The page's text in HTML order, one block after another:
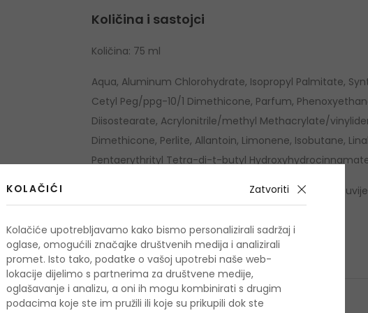
Količina i sastojci
Količina: 75 ml
Aqua, Aluminum Chlorohydrate, Isopropyl Palmitate,
Cetyl Peg/ppg-10/1 Dimethicone, Parfum,
Diisostearate, Acrylonitrile/methyl Methacrylate/
Dimethicone, Perlite, Allantoin, Limonene, Isobutane,
Pentaerythrityl Tetra-di-t-butyl Hydroxyhydrocinnamate
Popis sastojaka se može promijeniti. Savjetuje se da
Tip proizvoda Roll-on
KOLAČIĆI Zatvoriti
Kolačiće upotrebljavamo kako bismo personalizirali sadržaj i
oglase, omogućili značajke društvenih medija i analizirali
promet. Isto tako, podatke o vašoj upotrebi naše web-
lokacije dijelimo s partnerima za društvene medije,
oglašavanje i analizu, a oni ih mogu kombinirati s drugim
podacima koje ste im pružili ili koje su prikupili dok ste